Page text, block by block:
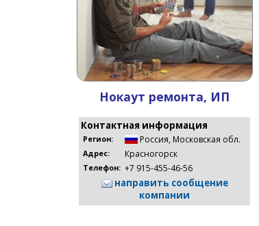
Нокаут ремонта, ИП
Контактная информация
Регион: Россия, Московская обл.
Адрес: Красногорск
Телефон: +7 915-455-46-56
направить сообщение
компании